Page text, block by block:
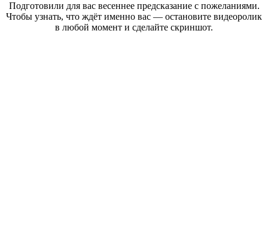
Подготовили для вас весеннее предсказание с пожеланиями.
Чтобы узнать, что ждёт именно вас — остановите видеоролик
в любой момент и сделайте скриншот.